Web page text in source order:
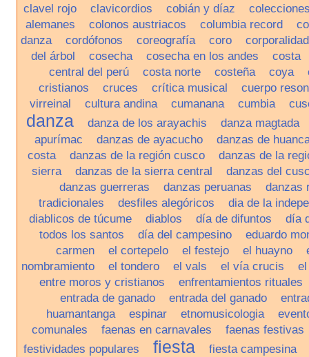
clavel rojo
clavicordios cobián y díaz
alemanes
colonos austriacos columbia record
danza
cordófonos coreografía coro
corporalidad
del árbol
cosecha cosecha en los andes
costa
central del perú
costa norte costeña coya
cristianos
cruces crítica musical
cuerpo
virreinal
cultura andina cumanana cumbia
danza danza de los arayachis
danza magtada
apurímac
danzas de ayacucho
danzas de
costa
danzas de la región cusco
danzas de la
sierra
danzas de la sierra central
danzas del
danzas guerreras
danzas peruanas
danzas
tradicionales
desfiles alegóricos
dia de la
diablicos de túcume
diablos día de difuntos
día
todos los santos
día del campesino
eduardo
carmen
el cortepelo el festejo el huayno
nombramiento
el tondero el vals el vía crucis
entre moros y cristianos
enfrentamientos rituales
entrada de ganado
entrada del ganado
huamantanga
espinar etnomusicologia
comunales
faenas en carnavales
faenas festivas
festividades populares
fiesta
fiesta campesina